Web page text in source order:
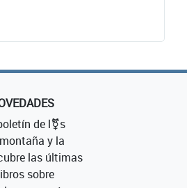
de l⚧s
y la
las últimas
sobre